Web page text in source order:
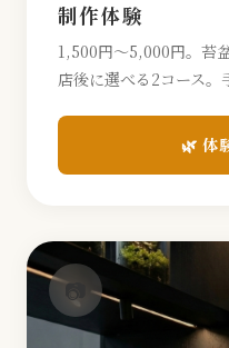
制作体験
1,500円〜5,000円。苔
店後に選べる2コース。
🌿 体
📷